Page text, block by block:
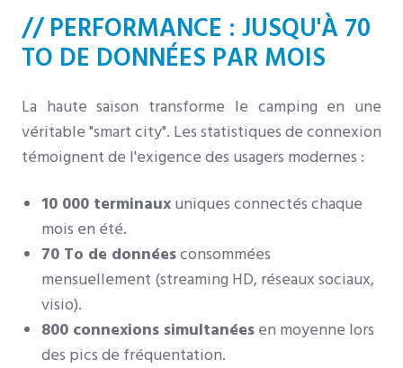
// PERFORMANCE : JUSQU'À 70
TO DE DONNÉES PAR MOIS
La haute saison transforme le camping en une
véritable "smart city". Les statistiques de connexion
témoignent de l'exigence des usagers modernes :
10 000 terminauxuniques connectés chaque
mois en été.
70 To de donnéesconsommées
mensuellement (streaming HD, réseaux sociaux,
visio).
800 connexions simultanéesen moyenne lors
des pics de fréquentation.